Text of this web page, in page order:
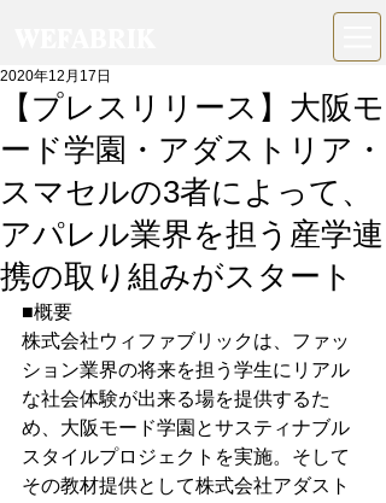
【プレスリリース】大阪モ
ード学園・アダストリア・
スマセルの3者によって、
アパレル業界を担う産学連
携の取り組みがスタート
2020年12月17日
■概要
株式会社ウィファブリックは、ファッ
ション業界の将来を担う学生にリアル
な社会体験が出来る場を提供するた
め、大阪モード学園とサスティナブル
スタイルプロジェクトを実施。そして
その教材提供として株式会社アダスト